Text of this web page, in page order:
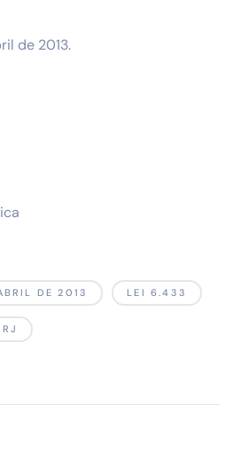
de 2013.
DE 2013 LEI 6.433